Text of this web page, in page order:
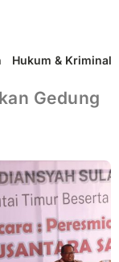
Hukum & Kriminal
Gedung